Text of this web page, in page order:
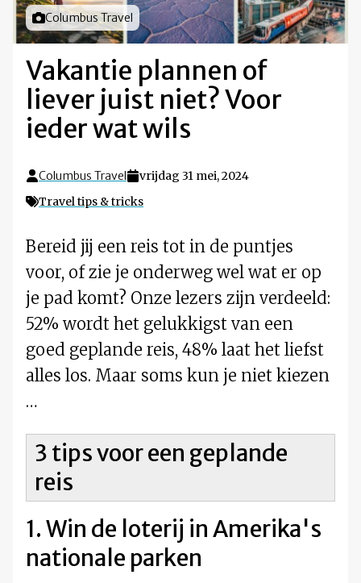
Foto door
Columbus Travel
Vakantie plannen of
liever juist niet? Voor
ieder wat wils
Columbus Travel
vrijdag 31 mei, 2024
Travel tips & tricks
Bereid jij een reis tot in de puntjes
voor, of zie je onderweg wel wat er op
je pad komt? Onze lezers zijn verdeeld:
52% wordt het gelukkigst van een
goed geplande reis, 48% laat het liefst
alles los. Maar soms kun je niet kiezen
…
3 tips voor een geplande
reis
1. Win de loterij in Amerika's
nationale parken